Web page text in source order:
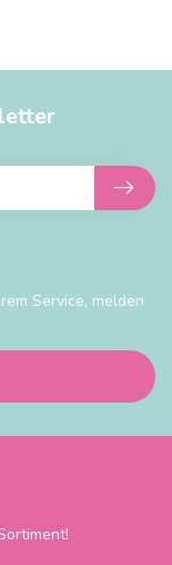
Service, melden